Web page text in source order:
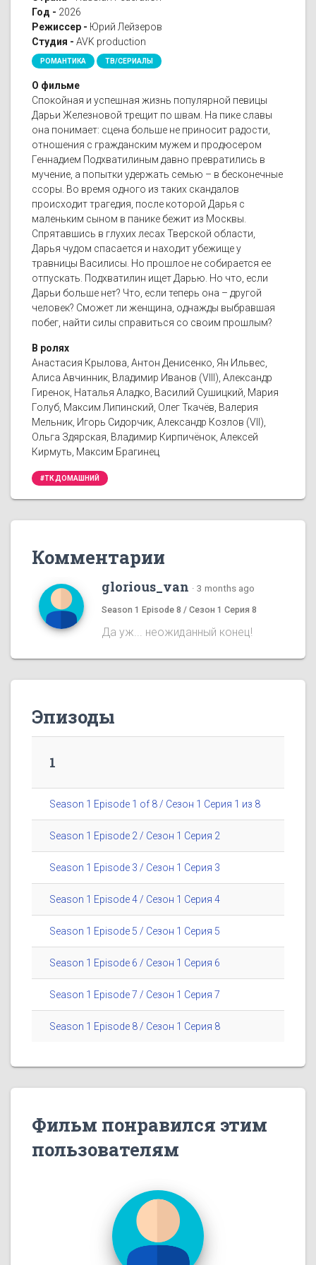
Год - 2026
Режиссер - Юрий Лейзеров
Студия - AVK production
РОМАНТИКА ТВ/СЕРИАЛЫ
О фильме
Спокойная и успешная жизнь популярной певицы
Дарьи Железновой трещит по швам. На пике славы
она понимает: сцена больше не приносит радости,
отношения с гражданским мужем и продюсером
Геннадием Подхватилиным давно превратились в
мучение, а попытки удержать семью – в бесконечные
ссоры. Во время одного из таких скандалов
происходит трагедия, после которой Дарья с
маленьким сыном в панике бежит из Москвы.
Спрятавшись в глухих лесах Тверской области,
Дарья чудом спасается и находит убежище у
травницы Василисы. Но прошлое не собирается ее
отпускать. Подхватилин ищет Дарью. Но что, если
Дарьи больше нет? Что, если теперь она – другой
человек? Сможет ли женщина, однажды выбравшая
побег, найти силы справиться со своим прошлым?
В ролях
Анастасия Крылова, Антон Денисенко, Ян Ильвес,
Алиса Авчинник, Владимир Иванов (VIII), Александр
Гиренок, Наталья Аладко, Василий Сушицкий, Мария
Голуб, Максим Липинский, Олег Ткачёв, Валерия
Мельник, Игорь Сидорчик, Александр Козлов (VII),
Ольга Здярская, Владимир Кирпичёнок, Алексей
Кирмуть, Максим Брагинец
#ТК ДОМАШНИЙ
Комментарии
glorious_van · 3 months ago
Season 1 Episode 8 / Сезон 1 Серия 8
Да уж... неожиданный конец!
Эпизоды
1
Season 1 Episode 1 of 8 / Сезон 1 Серия 1 из 8
Season 1 Episode 2 / Сезон 1 Серия 2
Season 1 Episode 3 / Сезон 1 Серия 3
Season 1 Episode 4 / Сезон 1 Серия 4
Season 1 Episode 5 / Сезон 1 Серия 5
Season 1 Episode 6 / Сезон 1 Серия 6
Season 1 Episode 7 / Сезон 1 Серия 7
Season 1 Episode 8 / Сезон 1 Серия 8
Фильм понравился этим
пользователям